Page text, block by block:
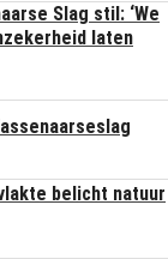
Slag stil: ‘We
laten
belicht natuur